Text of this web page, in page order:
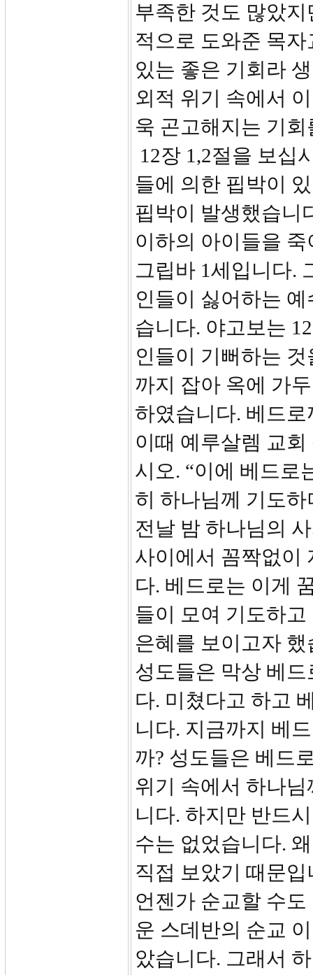
부족한 것도 많았
적으로 도와준 목
있는 좋은 기회라
외적 위기 속에서
욱 곤고해지는 기
12장 1,2절을 보십
들에 의한 핍박이
핍박이 발생했습니
이하의 아이들을
그립바 1세입니다.
인들이 싫어하는
습니다. 야고보는
인들이 기뻐하는
까지 잡아 옥에 가
하였습니다. 베드
이때 예루살렘 교
시오. “이에 베드로
히 하나님께 기도
전날 밤 하나님의
사이에서 꼼짝없이
다. 베드로는 이게
들이 모여 기도하
은혜를 보이고자
성도들은 막상 베
다. 미쳤다고 하고
니다. 지금까지 베
까? 성도들은 베드
위기 속에서 하나
니다. 하지만 반드
수는 없었습니다.
직접 보았기 때문
언젠가 순교할 수
운 스데반의 순교
았습니다. 그래서